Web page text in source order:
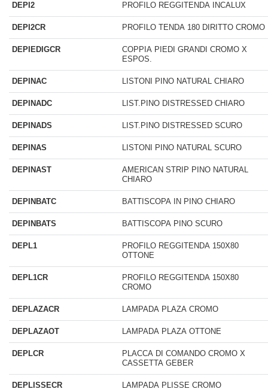
DEPI2 PROFILO REGGITENDA INCALUX
DEPI2CR PROFILO TENDA 180 DIRITTO CROMO
DEPIEDIGCR
COPPIA PIEDI GRANDI CROMO X
ESPOS.
DEPINAC LISTONI PINO NATURAL CHIARO
DEPINADC LIST.PINO DISTRESSED CHIARO
DEPINADS LIST.PINO DISTRESSED SCURO
DEPINAS LISTONI PINO NATURAL SCURO
DEPINAST
AMERICAN STRIP PINO NATURAL
CHIARO
DEPINBATC BATTISCOPA IN PINO CHIARO
DEPINBATS BATTISCOPA PINO SCURO
DEPL1
PROFILO REGGITENDA 150X80
OTTONE
DEPL1CR
PROFILO REGGITENDA 150X80
CROMO
DEPLAZACR LAMPADA PLAZA CROMO
DEPLAZAOT LAMPADA PLAZA OTTONE
DEPLCR
PLACCA DI COMANDO CROMO X
CASSETTA GEBER
DEPLISSECR LAMPADA PLISSE CROMO